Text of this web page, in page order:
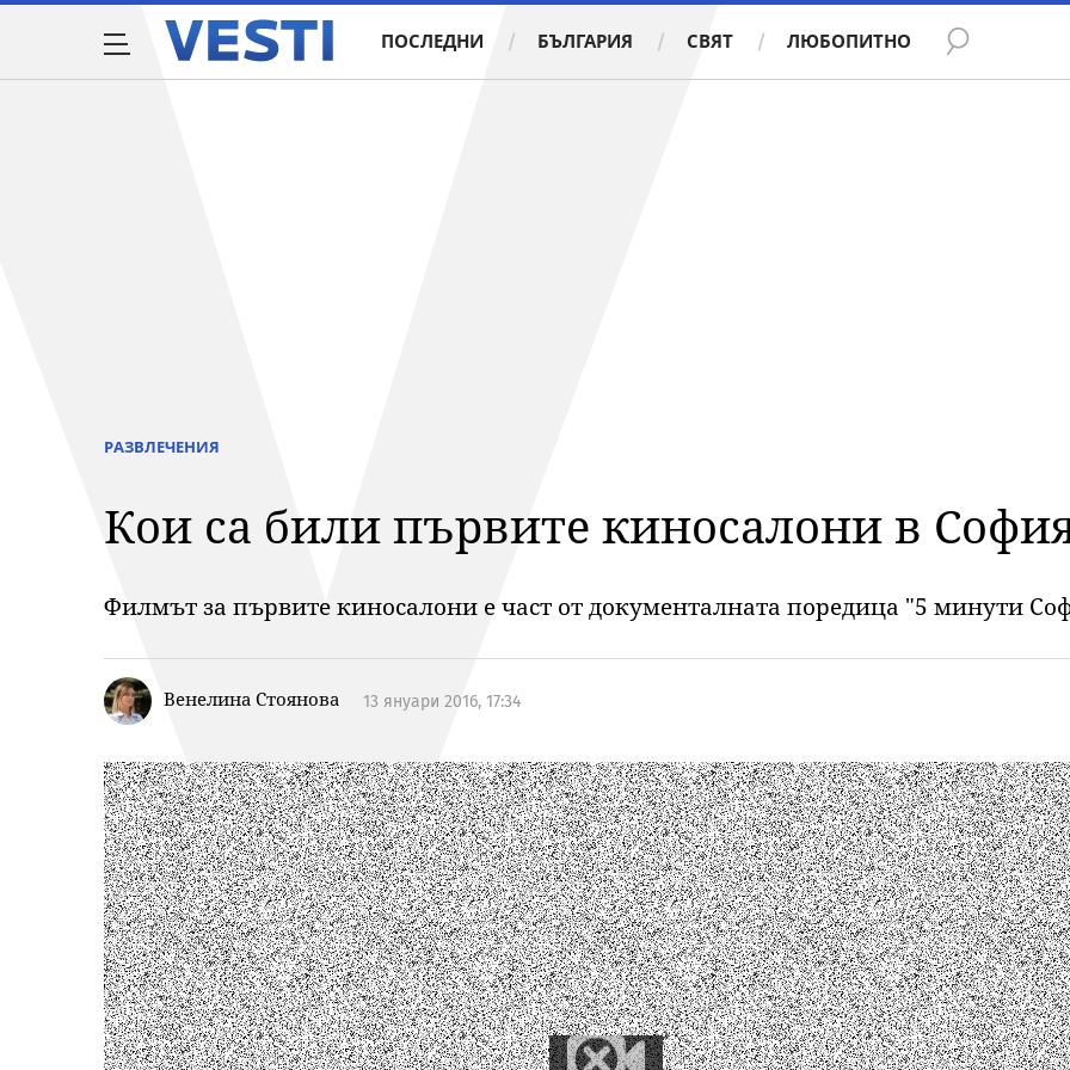
ПОСЛЕДНИ БЪЛГАРИЯ СВЯТ ЛЮБОПИТНО
РАЗВЛЕЧЕНИЯ
Кои са били първите киносалони в
Филмът за първите киносалони е част от документалната поредица "5 минути
Венелина Стоянова 13 януари 2016, 17:34